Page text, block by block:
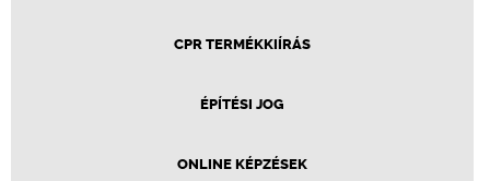
CPR TERMÉKKIÍRÁS
ÉPÍTÉSI JOG
ONLINE KÉPZÉSEK